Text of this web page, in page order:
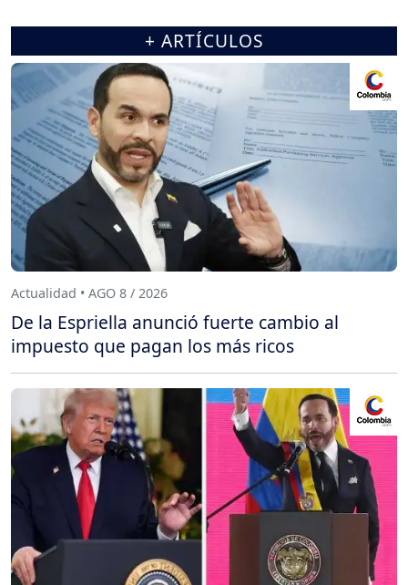
+ ARTÍCULOS
Actualidad • AGO 8 / 2026
De la Espriella anunció fuerte cambio al
impuesto que pagan los más ricos